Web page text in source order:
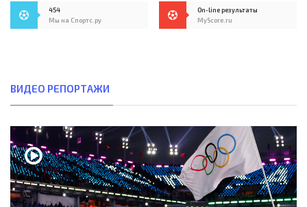
454
Мы на Спортс.ру
On-line результаты
MyScore.ru
ВИДЕО РЕПОРТАЖИ